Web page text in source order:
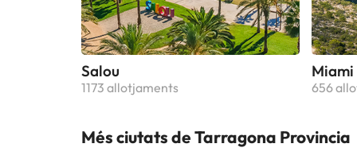
Salou
1173 allotjaments 656
Més ciutats de Tarragona Provincia